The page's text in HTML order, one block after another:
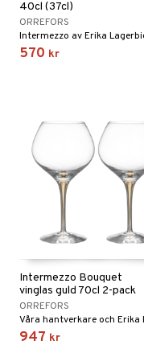
40cl (37cl)
ORREFORS
570 kr
Intermezzo Bouquet
vinglas guld 70cl 2-pack
ORREFORS
947 kr